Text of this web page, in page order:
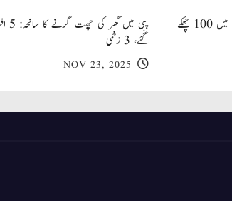
صاحبزادہ فرحان ایک سال میں ٹی ٹوئنٹی کرکٹ میں 100 چھکے
گئے، 3 زخمی
NOV 23, 2025